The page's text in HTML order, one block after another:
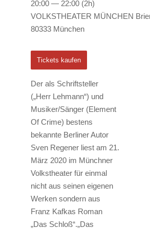
Der als Schriftsteller
(„Herr Lehmann“) und
Musiker/Sänger (Element
Of Crime) bestens
bekannte Berliner Autor
Sven Regener liest am 21.
März 2020 im Münchner
Volkstheater für einmal
nicht aus seinen eigenen
Werken sondern aus
Franz Kafkas Roman
„Das Schloß“.„Das
20:00 — 22:00 (2h)
VOLKSTHEATER MÜNCHEN
80333 München
Tickets kaufen